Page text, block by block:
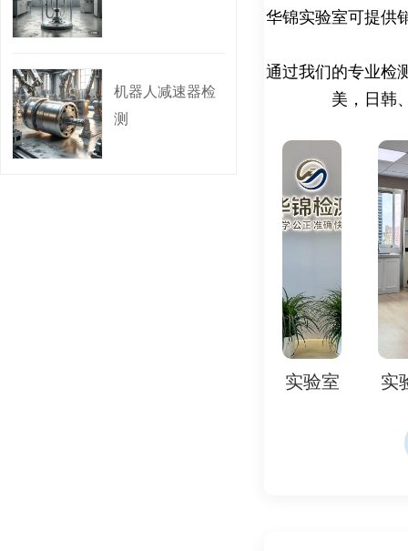
机器人减速器检
测
性及结构完整性‌。
结构耐久性‌。
长期静压老化测试‌：
2. 材料与结构检测‌
材料强度测试‌：抗拉
焊缝质量检测‌：X射
密封性验证‌：加压后
mL/min）‌。
3. 辅助系统检测‌
传感器校准‌：水压传
华锦实验室可提供
通过我们的专业检
美，日韩
实验室 实验